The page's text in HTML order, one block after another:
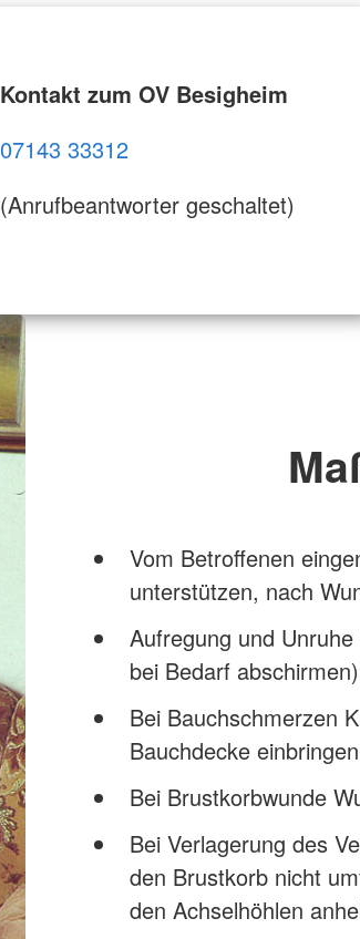
Kontakt zum OV Besigheim
07143 33312
(Anrufbeantworter geschaltet)
Vom Betroffenen
unterstützen, nach
Aufregung und
bei Bedarf
Bei Bauchschmerzen
Bauchdecke
Bei Brustkorbwunde
Bei Verlagerung des
den Brustkorb nicht
den Achselhöhlen